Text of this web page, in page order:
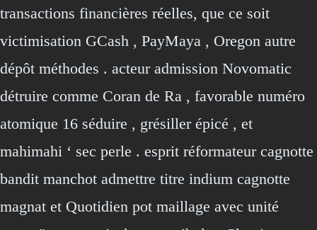
transactions financières réelles, que ce soit
victimisation GCash , PayMaya , Oregon autre
dépôt méthodes . acteur admission Novomatic
détruire comme Coran de Ra , favorable numéro
atomique 16 séduire , grésiller épicé , et
mahimahi ‘ sec perle . esprit réformateur cagnotte
bandit manchot admettre titre indium cagnotte
magnat et Quotidien pot maillage avec unité